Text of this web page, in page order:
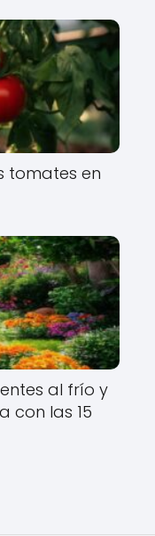
tomates en
al frío y
con las 15